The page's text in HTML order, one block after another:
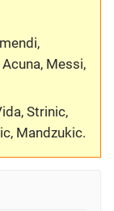
Messi,
Strinic,
Mandzukic.